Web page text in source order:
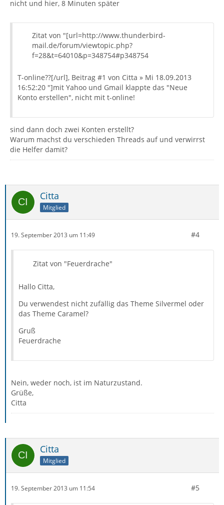
nicht und hier, 8 Minuten später
Zitat von "[url=http://www.thunderbird-
mail.de/forum/viewtopic.php?
f=28&t=64010&p=348754#p348754
T-online??[/url], Beitrag #1 von Citta » Mi 18.09.2013
16:52:20 "]mit Yahoo und Gmail klappte das "Neue
Konto erstellen", nicht mit t-online!
sind dann doch zwei Konten erstellt?
Warum machst du verschieden Threads auf und verwirrst
die Helfer damit?
Citta
Mitglied
19. September 2013 um 11:49 #4
Zitat von "Feuerdrache"
Hallo Citta,
Du verwendest nicht zufällig das Theme Silvermel oder
das Theme Caramel?
Gruß
Feuerdrache
Nein, weder noch, ist im Naturzustand.
Grüße,
Citta
Citta
Mitglied
19. September 2013 um 11:54 #5